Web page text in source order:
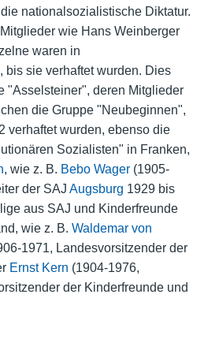
nationalsozialistische Diktatur.
wie Hans Weinberger
waren in
bis sie verhaftet wurden. Dies
"Asselsteiner", deren Mitglieder
die Gruppe "Neubeginnen",
verhaftet wurden, ebenso die
Sozialisten" in Franken,
, wie z. B. Bebo Wager(1905-
der SAJ Augsburg 1929 bis
aus SAJ und Kinderfreunde
wie z. B. Waldemar von
1971, Landesvorsitzender der
Ernst Kern (1904-1976,
der Kinderfreunde und